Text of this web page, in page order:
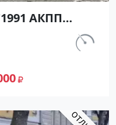
АКПП
по цене
№27493